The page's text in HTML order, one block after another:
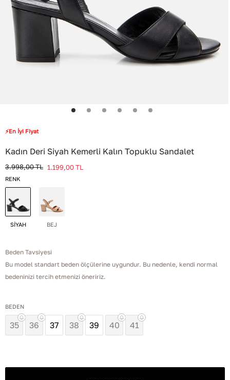
⚡En İyi Fiyat
Kadın Deri Siyah Kemerli Kalın Topuklu Sandalet
3.998,00TL 1.199,00TL
RENK
SİYAH BEJ
Beden Tavsiyesi
Bu model standart beden ölçülerine uygundur. Bu nedenle, kendi normal
bedeninizi tercih etmenizi öneririz.
BEDEN
35 36 37 38 39 40 41